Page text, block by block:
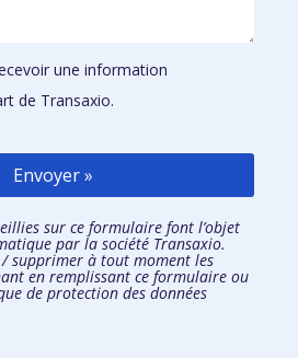
une information
de Transaxio.
Envoyer »
sur ce formulaire font l’objet
par la société Transaxio.
supprimer à tout moment les
en remplissantce formulaire ou
de protection des données